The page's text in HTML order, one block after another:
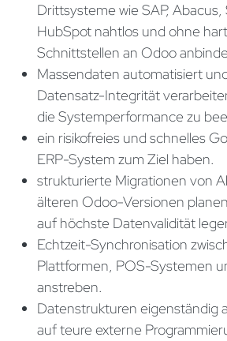
Drittsysteme wie SAP,
HubSpot nahtlos und ohne
Schnittstellen an Odoo
Massendaten automatisiert
Datensatz-Integrität
die Systemperformance zu
ein risikofreies und schnelles
ERP-System zum Ziel haben.
strukturierte Migrationen von
älteren Odoo-Versionen
auf höchste Datenvalidität
Echtzeit-Synchronisation
Plattformen, POS-Systemen
anstreben.
Datenstrukturen eigenständig
auf teure externe